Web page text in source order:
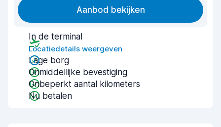
Aanbod bekijken
In de terminal
Locatiedetails weergeven
Lage borg
Onmiddellijke bevestiging
Onbeperkt aantal kilometers
Nu betalen